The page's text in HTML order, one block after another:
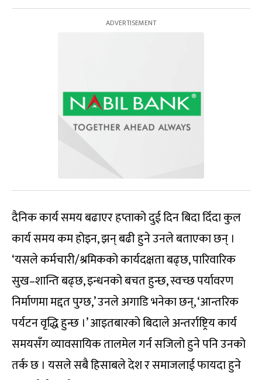
दैनिक कार्य समय बढाएर हप्ताको दुई दिन बिदा दिँदा कुल
कार्य समय कम होइन, झन् बढी हुने उनले बताएका छन् ।
‘यसले कर्मचारी/श्रमिकको कार्यदक्षता बढ्छ, पारिवारिक
सुख–शान्ति बढ्छ, इन्धनको बचत हुन्छ, स्वच्छ पर्यावरण
निर्माणमा मद्दत पुग्छ,’ उनले अगाडि भनेका छन्, ‘आन्तरिक
पर्यटन वृद्धि हुन्छ ।’ आइतबारको बिदाले अन्तर्राष्ट्रिय कार्य
समयसँग व्यावसायिक तालमेल गर्न सजिलो हुने पनि उनको
तर्क छ । यसले सबै हिसाबले देश र समाजलाई फायदा हुने